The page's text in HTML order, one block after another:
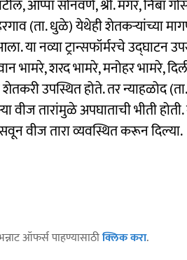
आप्पा सोनवणे, श्री. मगर, निंबा
(ता. धुळे) येथेही शेतकऱ्यांच्या
या नव्या ट्रान्सफॉर्मरचे
भामरे, शरद भामरे, मनोहर भामरे,
उपस्थित होते. तर न्याहळोद
तारांमुळे अपघाताची भीती होती.
वीज तारा व्यवस्थित करून दिल्या.
ऑफर्स पाहण्यासाठीक्लिक करा.